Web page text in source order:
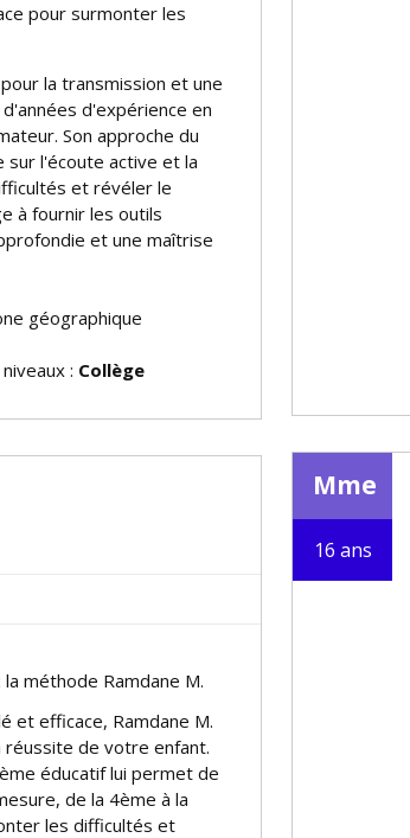
pour surmonter les
la transmission et une
d'expérience en
Son approche du
sur l'écoute active et la
et révéler le
à fournir les outils
et une maîtrise
géographique
: Collège
Mme
16 ans
méthode Ramdane M.
et efficace, Ramdane M.
de votre enfant.
éducatif lui permet de
de la 4ème à la
les difficultés et